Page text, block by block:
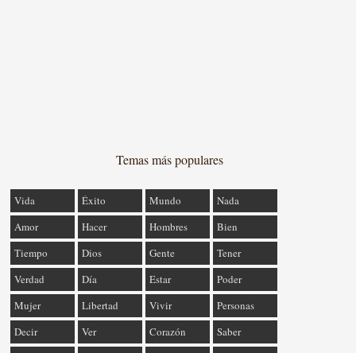
Temas más populares
Vida Éxito Mundo
Nada
Amor
Hacer Hombres
Bien
Tiempo
Dios Gente
Tener
Verdad
Día Estar
Poder
Mujer
Libertad Vivir
Personas
Decir
Ver Corazón
Saber